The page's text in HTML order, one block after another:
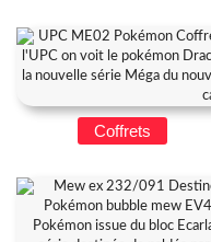
Coffrets